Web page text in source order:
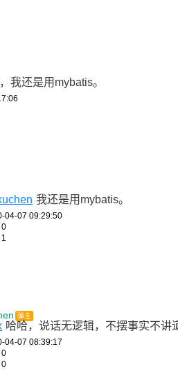
我还是用mybatis。
我还是用mybatis。
04-07 09:29:50
0
弹主
哈哈，说话无逻辑，不摆事实不
04-07 08:39:17
0
0